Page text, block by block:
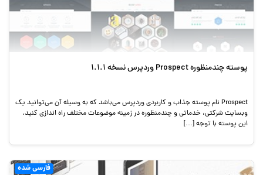
پوسته چندمنظوره Prospect وردپرس نسخه 1.1.1
Prospect نام پوسته جذاب و کاربردی وردپرس می‌باشد که به وسیله آن می‌توانید یک
وبسایت شرکتی، خدماتی و چندمنظوره در زمینه موضوعات مختلف راه اندازی کنید.
این پوسته با توجه […]
فارسی شده